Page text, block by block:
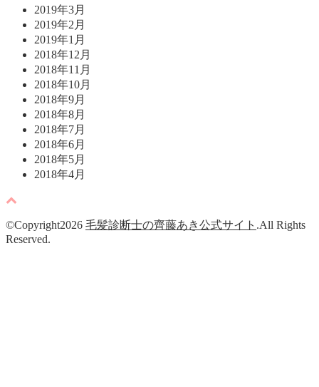
2019年3月
2019年2月
2019年1月
2018年12月
2018年11月
2018年10月
2018年9月
2018年8月
2018年7月
2018年6月
2018年5月
2018年4月
©Copyright2026 毛髪診断士の齊藤あき公式サイト .All Rights
Reserved.